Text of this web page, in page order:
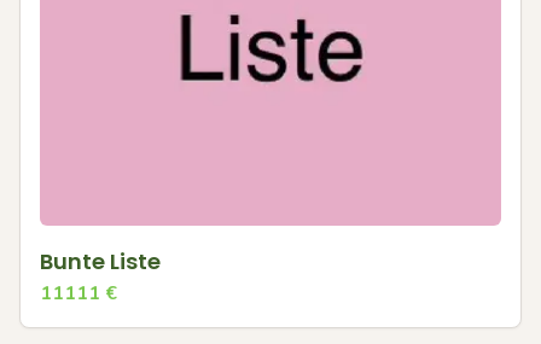
Bunte Liste
11111 €